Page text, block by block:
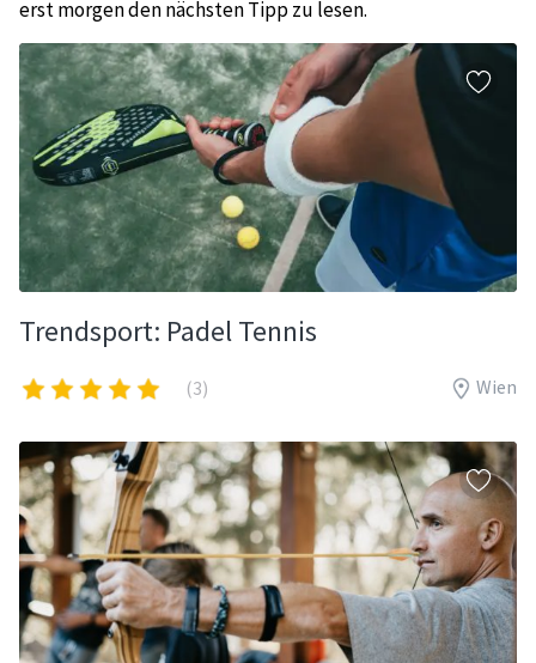
erst morgen den nächsten Tipp zu lesen.
Trendsport: Padel Tennis
(3) Wien